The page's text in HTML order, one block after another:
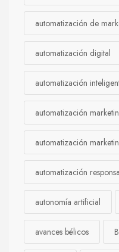
automatización de
automatización digital
automatización
automatización
automatización
automatización
autonomía artificial
avances bélicos